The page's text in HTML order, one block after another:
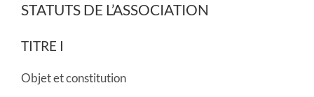
STATUTS DE L’ASSOCIATION
TITRE I
Objet et constitution